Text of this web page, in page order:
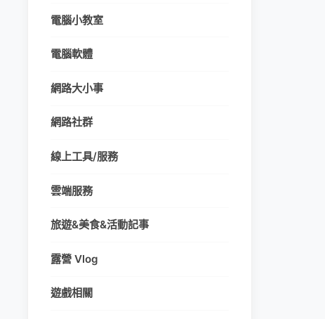
電腦小教室
電腦軟體
網路大小事
網路社群
線上工具/服務
雲端服務
旅遊&美食&活動記事
露營 Vlog
遊戲相關